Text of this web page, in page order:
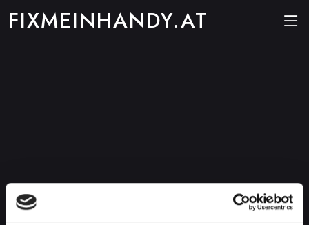
FIXMEINHANDY.AT